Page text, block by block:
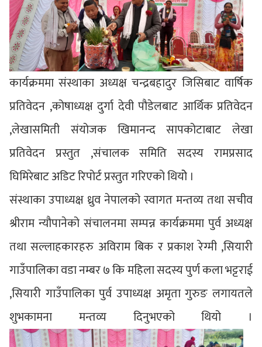
कार्यक्रममा संस्थाका अध्यक्ष चन्द्रबहादुर जिसिबाट वार्षिक
प्रतिवेदन ,कोषाध्यक्ष दुर्गा देवी पौडेलबाट आर्थिक प्रतिवेदन
,लेखासमिती संयोजक खिमानन्द सापकोटाबाट लेखा
प्रतिवेदन प्रस्तुत ,संचालक समिति सदस्य रामप्रसाद
घिमिरेबाट अडिट रिपोर्ट प्रस्तुत गरिएको थियोे ।
संस्थाका उपाध्यक्ष ध्रुव नेपालको स्वागत मन्तव्य तथा सचीव
श्रीराम न्यौपानेको संचालनमा सम्पन्न कार्यक्रममा पुर्व अध्यक्ष
तथा सल्लाहकारहरु अविराम बिक र प्रकाश रेग्मी ,सियारी
गाउँपालिका वडा नम्बर ७ कि महिला सदस्य पुर्ण कला भट्टराई
,सियारी गाउँपालिका पुर्व उपाध्यक्ष अमृता गुरुङ लगायतले
शुभकामना मन्तव्य दिनुभएको थियो ।